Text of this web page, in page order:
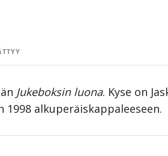
Jukeboksin luona. Kyse on
1998 alkuperäiskappaleeseen.